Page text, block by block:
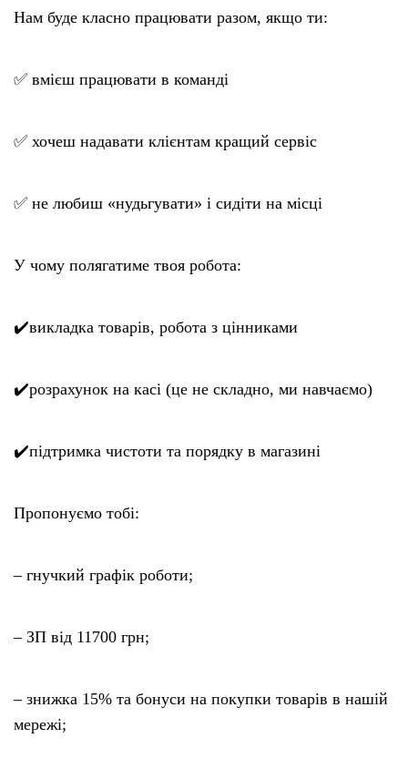
Нам буде класно працювати разом, якщо ти:
✅ вмієш працювати в команді
✅ хочеш надавати клієнтам кращий сервіс
✅ не любиш «нудьгувати» і сидіти на місці
У чому полягатиме твоя робота:
✔️викладка товарів, робота з цінниками
✔️розрахунок на касі (це не складно, ми навчаємо)
✔️підтримка чистоти та порядку в магазині
Пропонуємо тобі:
– гнучкий графік роботи;
– ЗП від 11700 грн;
– знижка 15% та бонуси на покупки товарів в нашій
мережі;